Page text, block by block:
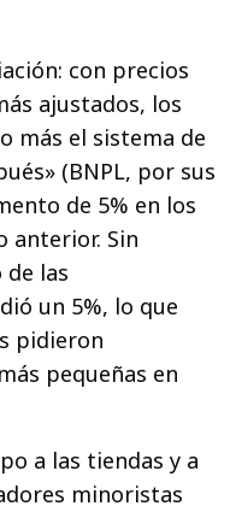
con precios
ajustados, los
más el sistema de
(BNPL, por sus
de 5% en los
anterior. Sin
las
un 5%, lo que
pidieron
pequeñas en
a las tiendas y a
minoristas